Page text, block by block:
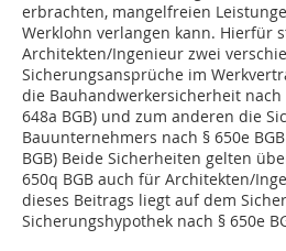
erbrachten, mangelfreien
Werklohn verlangen kann. Hierfür
Architekten/Ingenieur zwei
Sicherungsansprüche im
die Bauhandwerkersicherheit nach
648a BGB) und zum anderen die
Bauunternehmers nach § 650e
BGB) Beide Sicherheiten gelten
650q BGB auch für Architekten/
dieses Beitrags liegt auf dem
Sicherungshypothek nach § 650e